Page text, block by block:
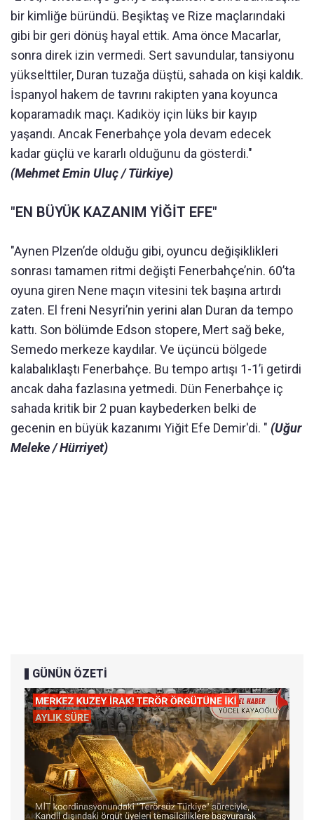
bir kimliğe büründü. Beşiktaş ve Rize maçlarındaki
gibi bir geri dönüş hayal ettik. Ama önce Macarlar,
sonra direk izin vermedi. Sert savundular, tansiyonu
yükselttiler, Duran tuzağa düştü, sahada on kişi kaldık.
İspanyol hakem de tavrını rakipten yana koyunca
koparamadık maçı. Kadıköy için lüks bir kayıp
yaşandı. Ancak Fenerbahçe yola devam edecek
kadar güçlü ve kararlı olduğunu da gösterdi."
(Mehmet Emin Uluç / Türkiye)
"EN BÜYÜK KAZANIM YİĞİT EFE"
"Aynen Plzen’de olduğu gibi, oyuncu değişiklikleri
sonrası tamamen ritmi değişti Fenerbahçe’nin. 60’ta
oyuna giren Nene maçın vitesini tek başına artırdı
zaten. El freni Nesyri’nin yerini alan Duran da tempo
kattı. Son bölümde Edson stopere, Mert sağ beke,
Semedo merkeze kaydılar. Ve üçüncü bölgede
kalabalıklaştı Fenerbahçe. Bu tempo artışı 1-1’i getirdi
ancak daha fazlasına yetmedi. Dün Fenerbahçe iç
sahada kritik bir 2 puan kaybederken belki de
gecenin en büyük kazanımı Yiğit Efe Demir'di. " (Uğur
Meleke / Hürriyet)
GÜNÜN ÖZETİ